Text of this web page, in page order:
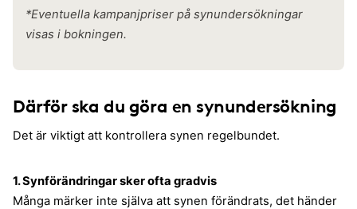
*Eventuella kampanjpriser på synundersökningar
visas i bokningen.
Därför ska du göra en synundersökning
Det är viktigt att kontrollera synen regelbundet.
1. Synförändringar sker ofta gradvis
Många märker inte själva att synen förändrats, det händer